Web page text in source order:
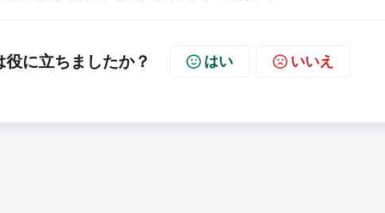
役に立ちましたか？ はい いいえ